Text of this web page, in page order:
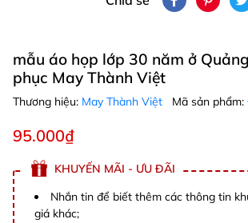
mẫu áo họp lớp 30 năm ở
phục May Thành Việt
Thương hiệu: May Thành Việt Mã sản phẩm:
95.000₫
KHUYẾN MÃI - ƯU ĐÃI
Nhắn tin để biết thêm các thông tin
giá khác;